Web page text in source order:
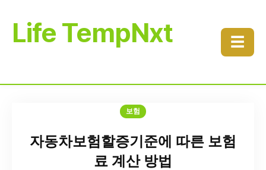
Life TempNxt ☰
보험
자동차보험할증기준에 따른 보험
료 계산 방법